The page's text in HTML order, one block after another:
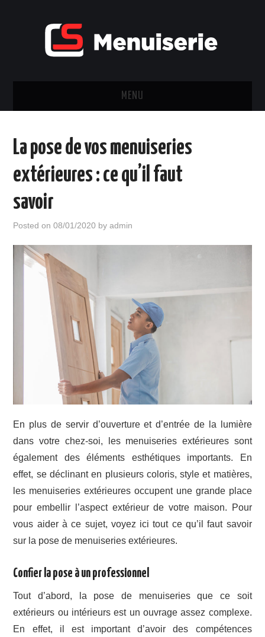
MENU
CHÂSSIS
La pose de vos menuiseries
extérieures : ce qu’il faut
savoir
Posted on08/01/2020 byadmin
En plus de servir d’ouverture et d’entrée de la lumière
dans votre chez-soi, les menuiseries extérieures sont
également des éléments esthétiques importants. En
effet, se déclinant en plusieurs coloris, style et matières,
les menuiseries extérieures occupent une grande place
pour embellir l’aspect extérieur de votre maison. Pour
vous aider à ce sujet, voyez ici tout ce qu’il faut savoir
sur la pose de menuiseries extérieures.
Confier la pose à un professionnel
Tout d’abord, la pose de menuiseries que ce soit
extérieurs ou intérieurs est un ouvrage assez complexe.
En effet, il est important d’avoir des compétences